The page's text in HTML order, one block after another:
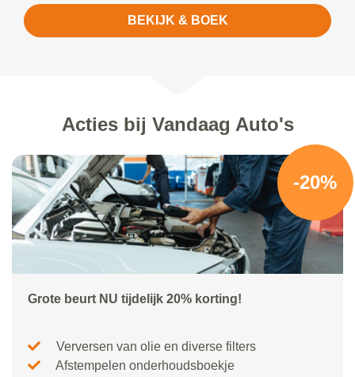
BEKIJK & BOEK
Acties bij Vandaag Auto's
-20%
Grote beurt NU tijdelijk 20% korting!
Verversen van olie en diverse filters
Afstempelen onderhoudsboekje